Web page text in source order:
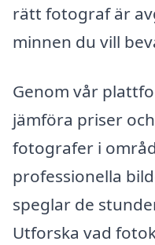
rätt fotograf är
minnen du vill
Genom vår
jämföra priser
fotografer i
professionella
speglar de
Utforska vad